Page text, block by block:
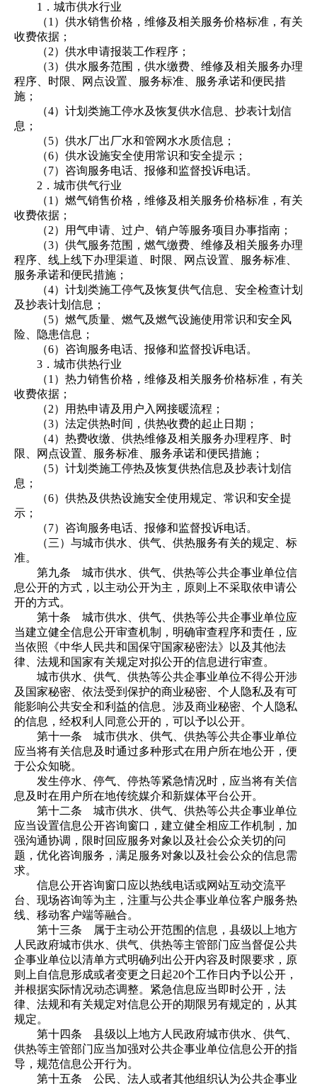
1．城市供水行业
（1）供水销售价格，维修及相关服务价格标准，有关
收费依据；
（2）供水申请报装工作程序；
（3）供水服务范围，供水缴费、维修及相关服务办理
程序、时限、网点设置、服务标准、服务承诺和便民措
施；
（4）计划类施工停水及恢复供水信息、抄表计划信
息；
（5）供水厂出厂水和管网水水质信息；
（6）供水设施安全使用常识和安全提示；
（7）咨询服务电话、报修和监督投诉电话。
2．城市供气行业
（1）燃气销售价格，维修及相关服务价格标准，有关
收费依据；
（2）用气申请、过户、销户等服务项目办事指南；
（3）供气服务范围，燃气缴费、维修及相关服务办理
程序、线上线下办理渠道、时限、网点设置、服务标准、
服务承诺和便民措施；
（4）计划类施工停气及恢复供气信息、安全检查计划
及抄表计划信息；
（5）燃气质量、燃气及燃气设施使用常识和安全风
险、隐患信息；
（6）咨询服务电话、报修和监督投诉电话。
3．城市供热行业
（1）热力销售价格，维修及相关服务价格标准，有关
收费依据；
（2）用热申请及用户入网接暖流程；
（3）法定供热时间，供热收费的起止日期；
（4）热费收缴、供热维修及相关服务办理程序、时
限、网点设置、服务标准、服务承诺和便民措施；
（5）计划类施工停热及恢复供热信息及抄表计划信
息；
（6）供热及供热设施安全使用规定、常识和安全提
示；
（7）咨询服务电话、报修和监督投诉电话。
（三）与城市供水、供气、供热服务有关的规定、标
准。
第九条 城市供水、供气、供热等公共企事业单位信
息公开的方式，以主动公开为主，原则上不采取依申请公
开的方式。
第十条 城市供水、供气、供热等公共企事业单位应
当建立健全信息公开审查机制，明确审查程序和责任，应
当依照《中华人民共和国保守国家秘密法》以及其他法
律、法规和国家有关规定对拟公开的信息进行审查。
城市供水、供气、供热等公共企事业单位不得公开涉
及国家秘密、依法受到保护的商业秘密、个人隐私及有可
能影响公共安全和利益的信息。涉及商业秘密、个人隐私
的信息，经权利人同意公开的，可以予以公开。
第十一条 城市供水、供气、供热等公共企事业单位
应当将有关信息及时通过多种形式在用户所在地公开，便
于公众知晓。
发生停水、停气、停热等紧急情况时，应当将有关信
息及时在用户所在地传统媒介和新媒体平台公开。
第十二条 城市供水、供气、供热等公共企事业单位
应当设置信息公开咨询窗口，建立健全相应工作机制，加
强沟通协调，限时回应服务对象以及社会公众关切的问
题，优化咨询服务，满足服务对象以及社会公众的信息需
求。
信息公开咨询窗口应以热线电话或网站互动交流平
台、现场咨询等为主，注重与公共企事业单位客户服务热
线、移动客户端等融合。
第十三条 属于主动公开范围的信息，县级以上地方
人民政府城市供水、供气、供热等主管部门应当督促公共
企事业单位以清单方式明确列出公开内容及时限要求，原
则上自信息形成或者变更之日起20个工作日内予以公开，
并根据实际情况动态调整。紧急信息应当即时公开，法
律、法规和有关规定对信息公开的期限另有规定的，从其
规定。
第十四条 县级以上地方人民政府城市供水、供气、
供热等主管部门应当加强对公共企事业单位信息公开的指
导，规范信息公开行为。
第十五条 公民、法人或者其他组织认为公共企事业